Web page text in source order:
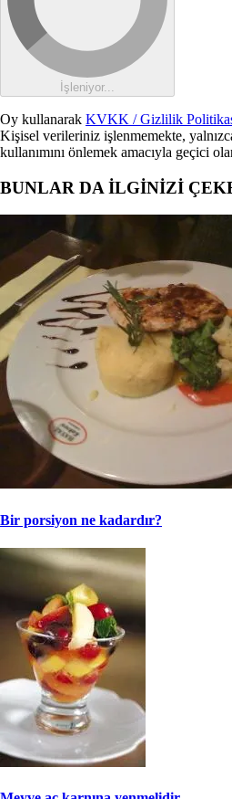
İşleniyor...
Oy kullanarak KVKK / Gizlilik
Kişisel verileriniz işlenmemekte,
kullanımını önlemek amacıyla geçici
BUNLAR DA İLGİNİZİ
Bir porsiyon ne kadardır?